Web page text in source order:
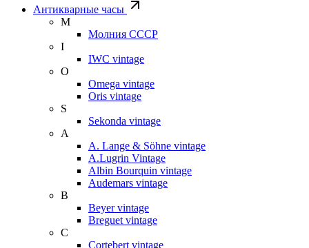
Антикварные часы
М
Молния СССР
I
IWC vintage
O
Omega vintage
Oris vintage
S
Sekonda vintage
A
A. Lange & Söhne vintage
A.Lugrin Vintage
Albin Bourquin vintage
Audemars vintage
B
Beyer vintage
Breguet vintage
C
Cortebert vintage